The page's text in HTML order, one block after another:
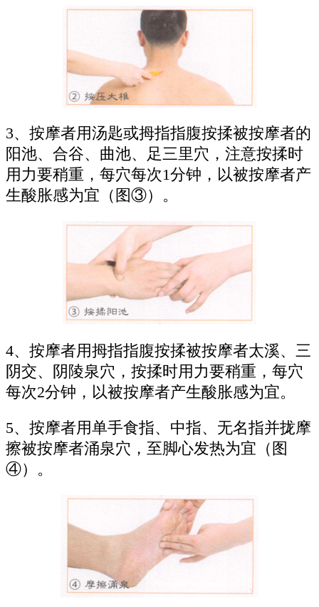
3、按摩者用汤匙或拇指指腹按揉被按摩者的
阳池、合谷、曲池、足三里穴，注意按揉时
用力要稍重，每穴每次1分钟，以被按摩者产
生酸胀感为宜（图③）。
4、按摩者用拇指指腹按揉被按摩者太溪、三
阴交、阴陵泉穴，按揉时用力要稍重，每穴
每次2分钟，以被按摩者产生酸胀感为宜。
5、按摩者用单手食指、中指、无名指并拢摩
擦被按摩者涌泉穴，至脚心发热为宜（图
④）。